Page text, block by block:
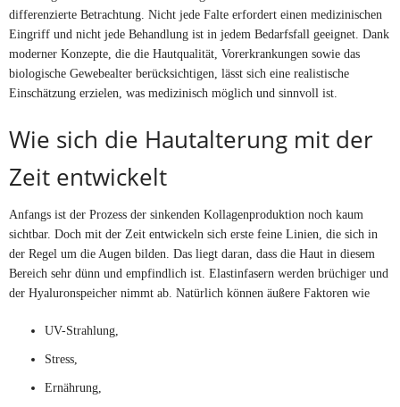
differenzierte Betrachtung. Nicht jede Falte erfordert einen medizinischen
Eingriff und nicht jede Behandlung ist in jedem Bedarfsfall geeignet. Dank
moderner Konzepte, die die Hautqualität, Vorerkrankungen sowie das
biologische Gewebealter berücksichtigen, lässt sich eine realistische
Einschätzung erzielen, was medizinisch möglich und sinnvoll ist.
Wie sich die Hautalterung mit der
Zeit entwickelt
Anfangs ist der Prozess der sinkenden Kollagenproduktion noch kaum
sichtbar. Doch mit der Zeit entwickeln sich erste feine Linien, die sich in
der Regel um die Augen bilden. Das liegt daran, dass die Haut in diesem
Bereich sehr dünn und empfindlich ist. Elastinfasern werden brüchiger und
der Hyaluronspeicher nimmt ab. Natürlich können äußere Faktoren wie
UV-Strahlung,
Stress,
Ernährung,